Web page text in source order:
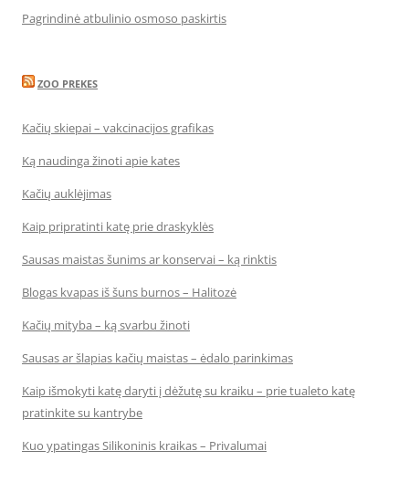
Pagrindinė atbulinio osmoso paskirtis
ZOO PREKES
Kačių skiepai – vakcinacijos grafikas
Ką naudinga žinoti apie kates
Kačių auklėjimas
Kaip pripratinti katę prie draskyklės
Sausas maistas šunims ar konservai – ką rinktis
Blogas kvapas iš šuns burnos – Halitozė
Kačių mityba – ką svarbu žinoti
Sausas ar šlapias kačių maistas – ėdalo parinkimas
Kaip išmokyti katę daryti į dėžutę su kraiku – prie tualeto katę
pratinkite su kantrybe
Kuo ypatingas Silikoninis kraikas – Privalumai